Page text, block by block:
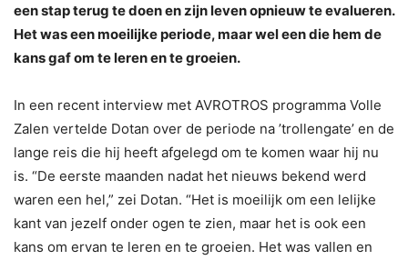
een stap terug te doen en zijn leven opnieuw te evalueren.
Het was een moeilijke periode, maar wel een die hem de
kans gaf om te leren en te groeien.
In een recent interview met AVROTROS programma Volle
Zalen vertelde Dotan over de periode na ’trollengate’ en de
lange reis die hij heeft afgelegd om te komen waar hij nu
is. “De eerste maanden nadat het nieuws bekend werd
waren een hel,” zei Dotan. “Het is moeilijk om een lelijke
kant van jezelf onder ogen te zien, maar het is ook een
kans om ervan te leren en te groeien. Het was vallen en